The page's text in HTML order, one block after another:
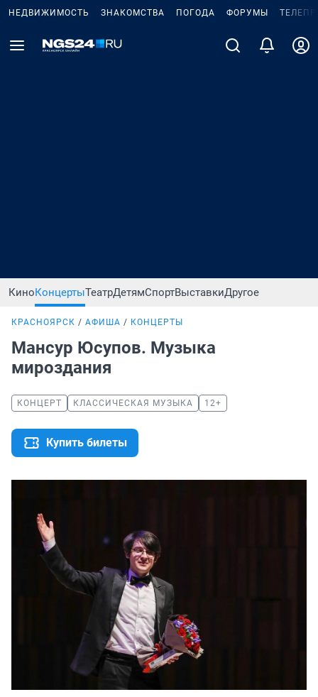
НЕДВИЖИМОСТЬ ЗНАКОМСТВА ПОГОДА ФОРУМЫ
КиноКонцертыТеатрДетямСпортВыставкиДругое
КРАСНОЯРСК АФИША КОНЦЕРТЫ
Мансур Юсупов. Музыка
мироздания
КОНЦЕРТ КЛАССИЧЕСКАЯ МУЗЫКА 12+
Купить билеты